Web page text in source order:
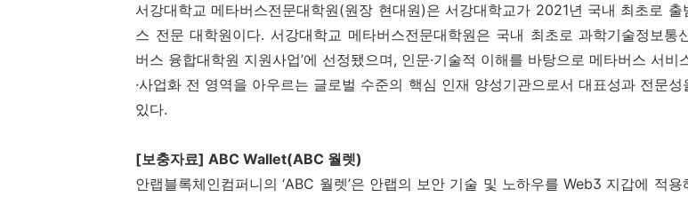
서강대학교 메타버스전문대학원(원장 현대원)은 서강대학교가 2021년 국내 최초로 출
스 전문 대학원이다. 서강대학교 메타버스전문대학원은 국내 최초로 과학기술정보통
버스 융합대학원 지원사업’에 선정됐으며, 인문·기술적 이해를 바탕으로 메타버스 서비
·사업화 전 영역을 아우르는 글로벌 수준의 핵심 인재 양성기관으로서 대표성과 전문성
있다.
[보충자료] ABC Wallet(ABC 월렛)
안랩블록체인컴퍼니의 ‘ABC 월렛’은 안랩의 보안 기술 및 노하우를 Web3 지갑에 적용